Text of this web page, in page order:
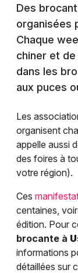
Des
organisées
Chaque
chiner et
dans les
aux puces
Les
organisent
appelle aussi
des foires à
votre région).
Ces
centaines,
édition. Pour
brocante à
informations
détaillées sur